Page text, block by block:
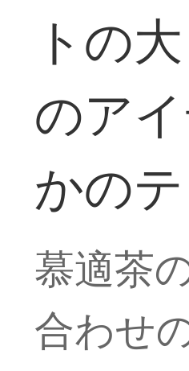
トの
のア
かの
慕適茶
合わせ